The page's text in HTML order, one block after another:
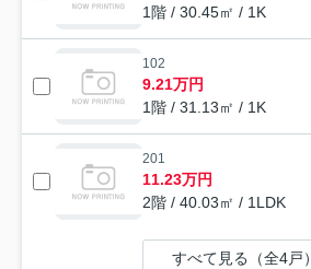
1階 / 30.45㎡ / 1K
102
9.21万円
1階 / 31.13㎡ / 1K
201
11.23万円
2階 / 40.03㎡ / 1LDK
すべて見る（全4戸）